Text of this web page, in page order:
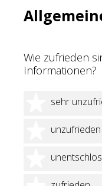
Wie zufrieden
Informationen?
sehr
1
unzufrieden
2
3